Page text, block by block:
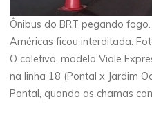
Ônibus do BRT pegando
Américas ficou interditada.
O coletivo, modelo Viale
na linha 18 (Pontal x Jardim
Pontal, quando as chamas